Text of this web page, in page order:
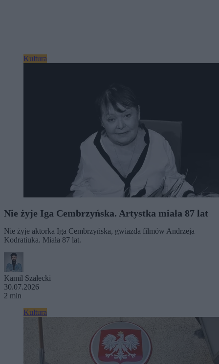
Kultura
Nie żyje Iga Cembrzyńska. Artystka miała 87 lat
Nie żyje aktorka Iga Cembrzyńska, gwiazda filmów Andrzeja
Kodratiuka. Miała 87 lat.
Kamil Szałecki
30.07.2026
2 min
Kultura